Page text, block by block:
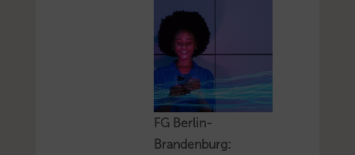
FG Berlin-
Brandenburg: